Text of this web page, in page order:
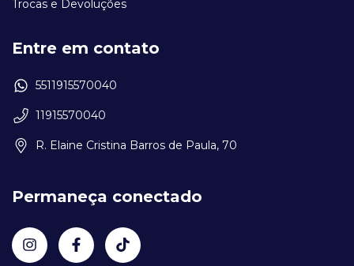
Trocas e Devoluções
Entre em contato
5511915570040
11915570040
R. Elaine Cristina Barros de Paula, 70
Permaneça conectado